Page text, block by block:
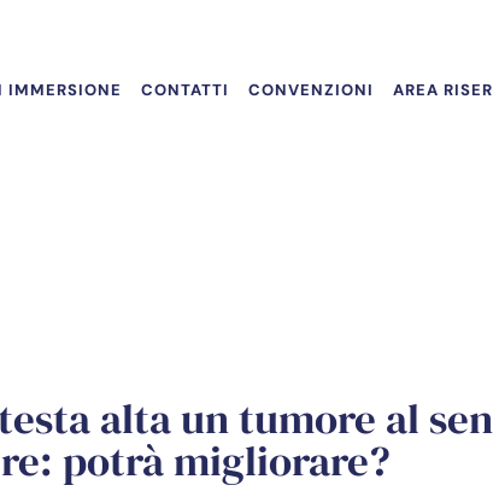
IMMERSIONE CONTATTI CONVENZIONI AREA
alta un tumore al
potrà migliorare?